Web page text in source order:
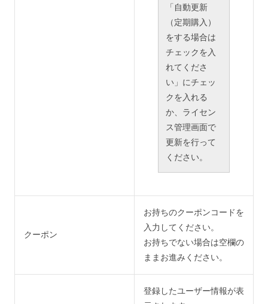
「自動更新
（定期購入）
をする場合は
チェックを入
れてくださ
い」にチェッ
クを入れる
か、ライセン
ス管理画面で
更新を行って
ください。
クーポン
お持ちのクーポンコードを
入力してください。
お持ちでない場合は空欄の
ままお進みください。
登録したユーザー情報が表